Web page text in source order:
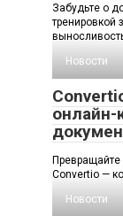
Забудьте о
тренировкой
Новости
онлайн-
Convertio —
Новости